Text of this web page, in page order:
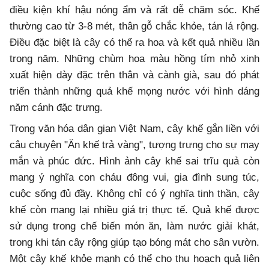
điều kiện khí hậu nóng ẩm và rất dễ chăm sóc. Khế
thường cao từ 3-8 mét, thân gỗ chắc khỏe, tán lá rộng.
Điều đặc biệt là cây có thể ra hoa và kết quả nhiều lần
trong năm. Những chùm hoa màu hồng tím nhỏ xinh
xuất hiện dày đặc trên thân và cành già, sau đó phát
triển thành những quả khế mọng nước với hình dáng
năm cánh đặc trưng.
Trong văn hóa dân gian Việt Nam, cây khế gắn liền với
câu chuyện "Ăn khế trả vàng", tượng trưng cho sự may
mắn và phúc đức. Hình ảnh cây khế sai trĩu quả còn
mang ý nghĩa con cháu đông vui, gia đình sung túc,
cuộc sống đủ đầy. Không chỉ có ý nghĩa tinh thần, cây
khế còn mang lại nhiều giá trị thực tế. Quả khế được
sử dụng trong chế biến món ăn, làm nước giải khát,
trong khi tán cây rộng giúp tạo bóng mát cho sân vườn.
Một cây khế khỏe mạnh có thể cho thu hoạch quả liên